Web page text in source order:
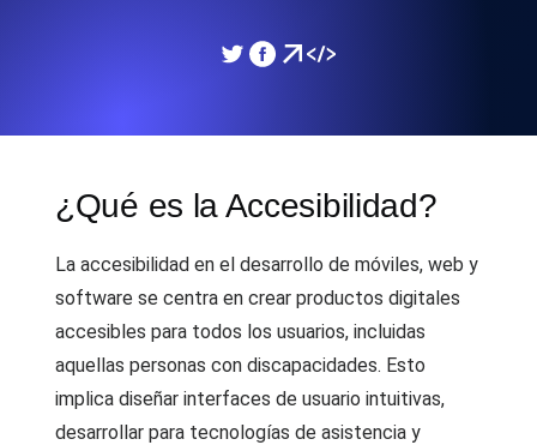
¿Qué es la Accesibilidad?
La accesibilidad en el desarrollo de móviles, web y
software se centra en crear productos digitales
accesibles para todos los usuarios, incluidas
aquellas personas con discapacidades. Esto
implica diseñar interfaces de usuario intuitivas,
desarrollar para tecnologías de asistencia y